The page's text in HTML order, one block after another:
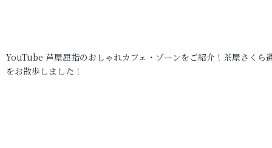
YouTube 芦屋屈指のおしゃれカフェ・ゾーンをご紹介！茶屋さくら
をお散歩しました！